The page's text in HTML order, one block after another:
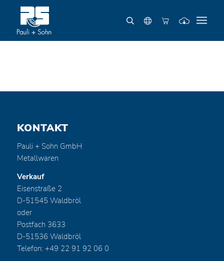
KONTAKT
Pauli + Sohn GmbH
Metallwaren
Verkauf
Eisenstraße 2
D-51545 Waldbröl
oder
Postfach 3633
D-51536 Waldbröl
Telefon: +49 22 91 92 06 0